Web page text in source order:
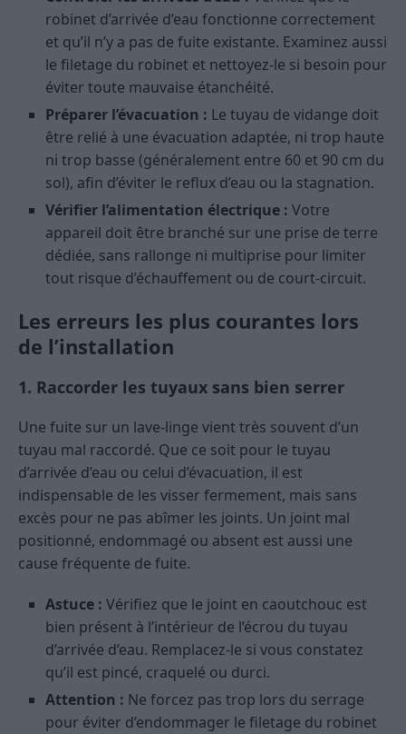
robinet d’arrivée d’eau fonctionne correctement
et qu’il n’y a pas de fuite existante. Examinez aussi
le filetage du robinet et nettoyez-le si besoin pour
éviter toute mauvaise étanchéité.
Préparer l’évacuation : Le tuyau de vidange doit
être relié à une évacuation adaptée, ni trop haute
ni trop basse (généralement entre 60 et 90 cm du
sol), afin d’éviter le reflux d’eau ou la stagnation.
Vérifier l’alimentation électrique : Votre
appareil doit être branché sur une prise de terre
dédiée, sans rallonge ni multiprise pour limiter
tout risque d’échauffement ou de court-circuit.
Les erreurs les plus courantes lors
de l’installation
1. Raccorder les tuyaux sans bien serrer
Une fuite sur un lave-linge vient très souvent d’un
tuyau mal raccordé. Que ce soit pour le tuyau
d’arrivée d’eau ou celui d’évacuation, il est
indispensable de les visser fermement, mais sans
excès pour ne pas abîmer les joints. Un joint mal
positionné, endommagé ou absent est aussi une
cause fréquente de fuite.
Astuce : Vérifiez que le joint en caoutchouc est
bien présent à l’intérieur de l’écrou du tuyau
d’arrivée d’eau. Remplacez-le si vous constatez
qu’il est pincé, craquelé ou durci.
Attention : Ne forcez pas trop lors du serrage
pour éviter d’endommager le filetage du robinet